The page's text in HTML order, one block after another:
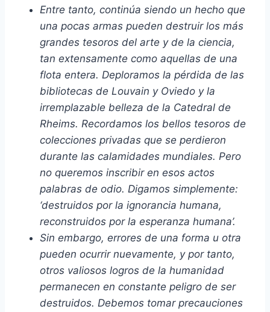
Entre tanto, continúa siendo un hecho que
una pocas armas pueden destruir los más
grandes tesoros del arte y de la ciencia,
tan extensamente como aquellas de una
flota entera. Deploramos la pérdida de las
bibliotecas de Louvain y Oviedo y la
irremplazable belleza de la Catedral de
Rheims. Recordamos los bellos tesoros de
colecciones privadas que se perdieron
durante las calamidades mundiales. Pero
no queremos inscribir en esos actos
palabras de odio. Digamos simplemente:
‘destruidos por la ignorancia humana,
reconstruidos por la esperanza humana’.
Sin embargo, errores de una forma u otra
pueden ocurrir nuevamente, y por tanto,
otros valiosos logros de la humanidad
permanecen en constante peligro de ser
destruidos. Debemos tomar precauciones